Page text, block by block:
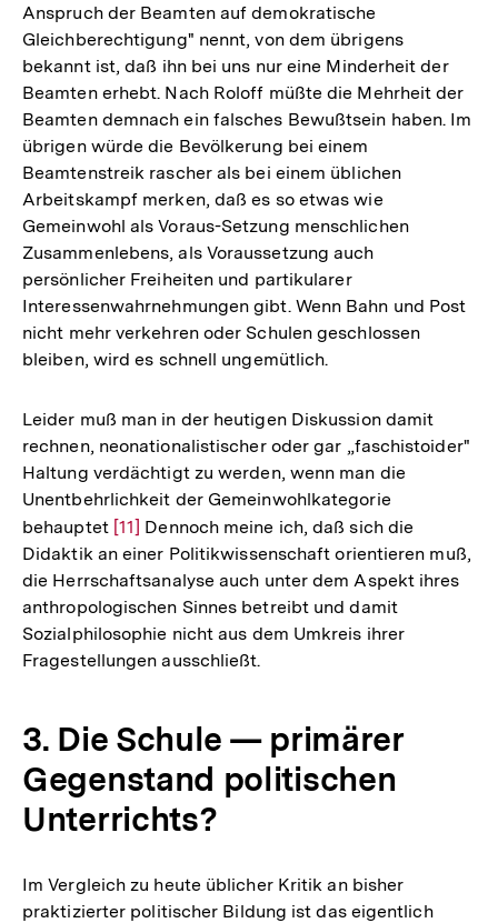
Anspruch der Beamten auf demokratische
Gleichberechtigung" nennt, von dem übrigens
bekannt ist, daß ihn bei uns nur eine Minderheit der
Beamten erhebt. Nach Roloff müßte die Mehrheit der
Beamten demnach ein falsches Bewußtsein haben. Im
übrigen würde die Bevölkerung bei einem
Beamtenstreik rascher als bei einem üblichen
Arbeitskampf merken, daß es so etwas wie
Gemeinwohl als Voraus-Setzung menschlichen
Zusammenlebens, als Voraussetzung auch
persönlicher Freiheiten und partikularer
Interessenwahrnehmungen gibt. Wenn Bahn und Post
nicht mehr verkehren oder Schulen geschlossen
bleiben, wird es schnell ungemütlich.
Leider muß man in der heutigen Diskussion damit
rechnen, neonationalistischer oder gar „faschistoider"
Haltung verdächtigt zu werden, wenn man die
Unentbehrlichkeit der Gemeinwohlkategorie
behauptet Zur
Auflösung
der
Fußnote
[11] Dennoch meine ich, daß sich die
Didaktik an einer Politikwissenschaft orientieren muß,
die Herrschaftsanalyse auch unter dem Aspekt ihres
anthropologischen Sinnes betreibt und damit
Sozialphilosophie nicht aus dem Umkreis ihrer
Fragestellungen ausschließt.
3. Die Schule — primärer
Gegenstand politischen
Unterrichts?
Im Vergleich zu heute üblicher Kritik an bisher
praktizierter politischer Bildung ist das eigentlich